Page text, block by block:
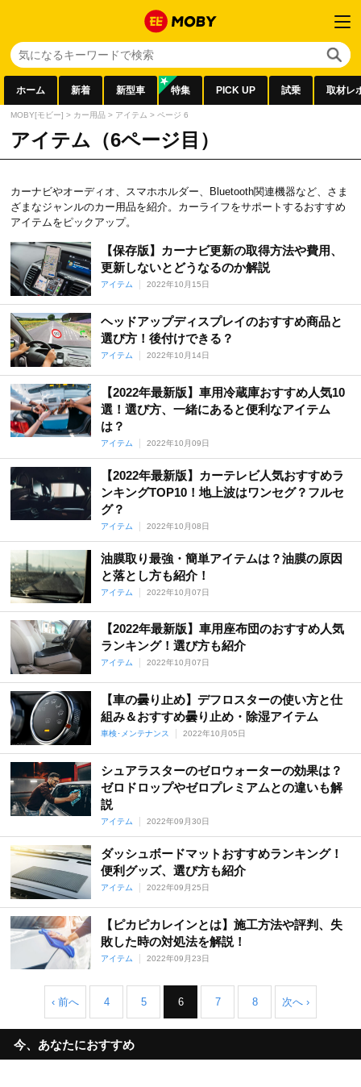
ホーム 新着 新型車 特集 PICK UP 試乗 取材レ
MOBY[モビー] > カー用品 > アイテム > ページ 6
アイテム（6ページ目）
カーナビやオーディオ、スマホホルダー、Bluetooth関連機器など、さま
ざまなジャンルのカー用品を紹介。カーライフをサポートするおすすめ
アイテムをピックアップ。
【保存版】カーナビ更新の取得方法や費用、
更新しないとどうなるのか解説
アイテム 2022年10月15日
ヘッドアップディスプレイのおすすめ商品と
選び方！後付けできる？
アイテム 2022年10月14日
【2022年最新版】車用冷蔵庫おすすめ人気10
選！選び方、一緒にあると便利なアイテム
は？
アイテム 2022年10月09日
【2022年最新版】カーテレビ人気おすすめラ
ンキングTOP10！地上波はワンセグ？フルセ
グ？
アイテム 2022年10月08日
油膜取り最強・簡単アイテムは？油膜の原因
と落とし方も紹介！
アイテム 2022年10月07日
【2022年最新版】車用座布団のおすすめ人気
ランキング！選び方も紹介
アイテム 2022年10月07日
【車の曇り止め】デフロスターの使い方と仕
組み＆おすすめ曇り止め・除湿アイテム
車検･メンテナンス 2022年10月05日
シュアラスターのゼロウォーターの効果は？
ゼロドロップやゼロプレミアムとの違いも解
説
アイテム 2022年09月30日
ダッシュボードマットおすすめランキング！
便利グッズ、選び方も紹介
アイテム 2022年09月25日
【ピカピカレインとは】施工方法や評判、失
敗した時の対処法を解説！
アイテム 2022年09月23日
‹ 前へ 4 5 6 7 8 次へ ›
今、あなたにおすすめ